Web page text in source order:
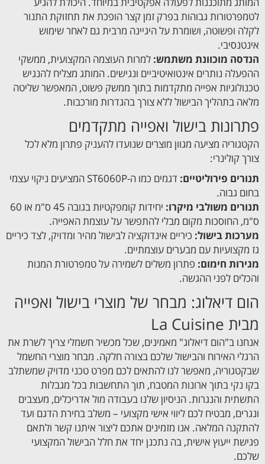
לטמפרטורות גבוהות בפרק זמן קצר הופכת את תחזוקת התנור
לקלה ופשוטה, ושומרת על היגיינה מרבית גם לאחר שימוש
אינטנסיבי.
הנדסה מוכוונת משתמש: למרות העוצמה המקצועית, ממשקי
ההפעלה נותרים אינטואיטיביים ונגישים. המותג מצליח להנגיש
טכנולוגיות אפייה מתקדמות בתוך ממשק פשוט, המאפשר שליטה
מלאה בתהליך הבישול ללא צורך בהגדרות מורכבות.
פתרונות בישול ואפייה מתקדמים
הקטגוריה מציעה מגוון מוצרים שנועדו להעניק פתרון מלא לכל
צורך קולינרי:
תנורים פירוליטיים:
דגמים כמו ה-ST6060P המציעים ניקוי עצמי
בחום גבוה.
תנורים משולבי מיקרו:
יחידות קומפקטיות בגובה 45 ס"מ או 60
ס"מ, החוסכות מקום מבלי להתפשר על עוצמת האפייה.
מערכות בישול: כיריים אינדוקציה לבישול מהיר ומדויק, לצד כיריים
גז מקצועיות עם מבערים עוצמתיים.
מגירות חימום: פתרון משלים לשמירה על טמפרטורת המנות
והכלים לפני ההגשה.
הום דיאלוג: מבחר של מוצרי בישול ואפייה
מבית La Cuisine
אנחנו ב"הום דיאלוג" מאמינים, שכל מכשיר חשמלי צריך לשרת את
הרגלי האירוח והבישול שלכם בצורה חלקה. מבחר מוצרי החשמל
שבקטגוריה, מאפשר לנו להתאים לכם מפרט טכני מדויק שמשתלב
בקו נקי בתוך ארונות המטבח, תוך התחשבות בכל מגבלות
התשתית והנגרות. הניסיון שלנו בעבודה מול אדריכלים, מעצבים
ונגרים, מבטיח לכם ליווי אישי מקצועי – משלב בחירת הדגם ועד
להתקנה המלאה. אנו מזמינים אתכם ליצור איתנו קשר ולתאם
פגישת ייעוץ אישית, בה נתכנן יחד את חלל הבישול המקצועי
שלכם.